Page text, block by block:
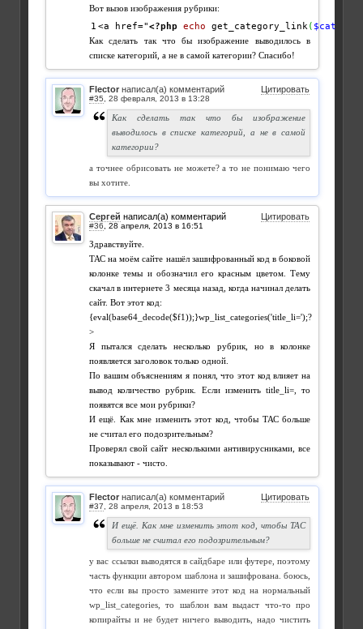
Вот вызов изображения рубрики:
<a href="<?php echo get_category_link( $cat
Как сделать так что бы изображение выводилось в
списке категорий, а не в самой категории? Спасибо!
Flector написал(а) комментарий Цитировать
#35
Как сделать так что бы изображение
выводилось в списке категорий, а не в самой
категории?
а точнее обрисовать не можете? а то не понимаю чего
вы хотите.
Сергей написал(а) комментарий Цитировать
#36
Здравствуйте.
ТАС на моём сайте нашёл зашифрованный код в боковой
колонке темы и обозначил его красным цветом. Тему
скачал в интернете 3 месяца назад, когда начинал делать
сайт. Вот этот код:
{eval(base64_decode($f1));}wp_list_categories('title_li=');?
>
Я пытался сделать несколько рубрик, но в колонке
появляется заголовок только одной.
По вашим объяснениям я понял, что этот код влияет на
вывод количество рубрик. Если изменить title_li=, то
появятся все мои рубрики?
И ещё. Как мне изменить этот код, чтобы ТАС больше
не считал его подозрительным?
Проверял свой сайт несколькими антивирусниками, все
показывают - чисто.
Flector написал(а) комментарий Цитировать
#37
И ещё. Как мне изменить этот код, чтобы ТАС
больше не считал его подозрительным?
у вас ссылки выводятся в сайдбаре или футере, поэтому
часть функции автором шаблона и зашифрована. боюсь,
что если вы просто замените этот код на нормальный
wp_list_categories, то шаблон вам выдаст что-то про
копирайты и не будет ничего выводить, надо чистить